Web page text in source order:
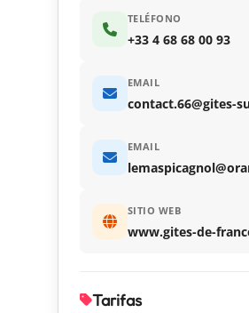
TELÉFONO
+33 4 68 68 00 93
EMAIL
contact.66@gites-
EMAIL
SITIO WEB
www.gites-de-
Tarifas